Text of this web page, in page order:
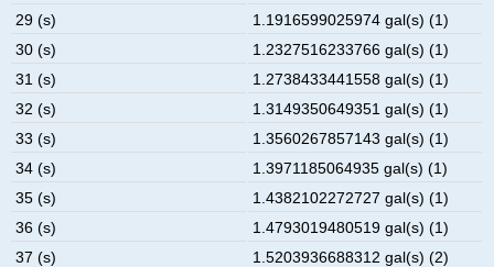
29 (s)
1.1916599025974 gal(s) (1)
30 (s)
1.2327516233766 gal(s) (1)
31 (s)
1.2738433441558 gal(s) (1)
32 (s)
1.3149350649351 gal(s) (1)
33 (s)
1.3560267857143 gal(s) (1)
34 (s)
1.3971185064935 gal(s) (1)
35 (s)
1.4382102272727 gal(s) (1)
36 (s)
1.4793019480519 gal(s) (1)
37 (s)
1.5203936688312 gal(s) (2)